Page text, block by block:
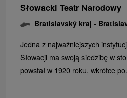
Słowacki Teatr Narodowy
Bratislavský kraj -
Jedna z najważniejszych
Słowacji ma swoją siedzibę w
powstał w 1920 roku, wkrótce